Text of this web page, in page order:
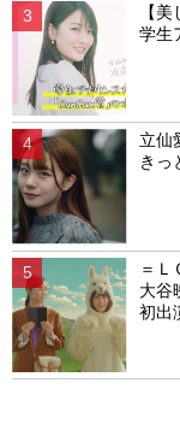
【
学生
立仙
きっ
＝Ｌ
大谷
初出